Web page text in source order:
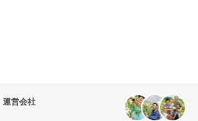
運営会社